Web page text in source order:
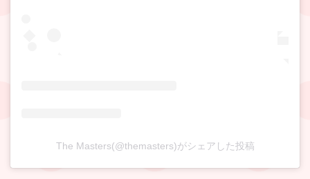
The Masters(@themasters)がシェアした投稿